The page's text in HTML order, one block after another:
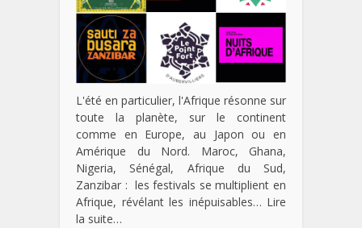
L'été en particulier, l'Afrique résonne sur
toute la planète, sur le continent
comme en Europe, au Japon ou en
Amérique du Nord. Maroc, Ghana,
Nigeria, Sénégal, Afrique du Sud,
Zanzibar : les festivals se multiplient en
Afrique, révélant les inépuisables… Lire
la suite…